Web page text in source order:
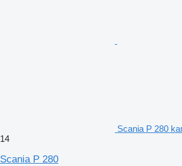
Scania P 280
14
Scania P 280